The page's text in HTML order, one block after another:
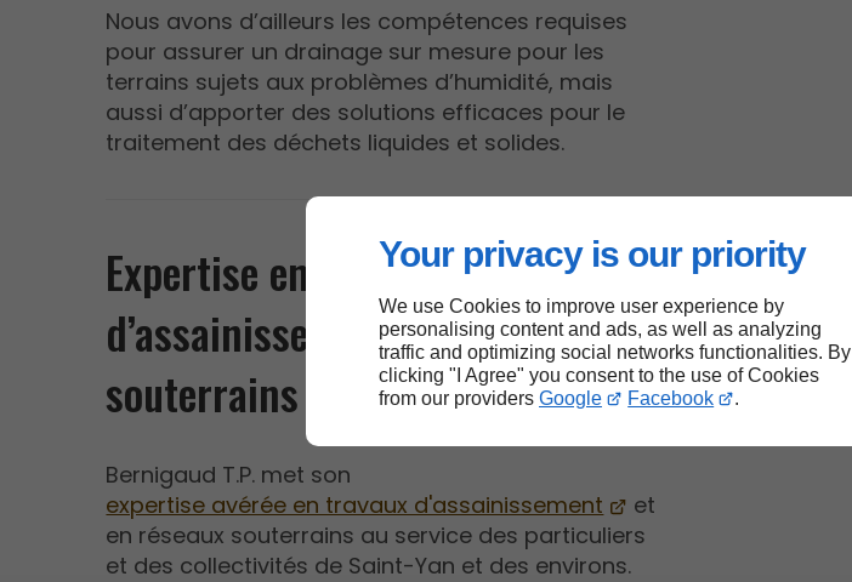
Your privacy is our priority
We use Cookies to improve user experience by
personalising content and ads, as well as analyzing
traffic and optimizing social networks functionalities. By
clicking "I Agree" you consent to the use of Cookies
from our providers Google Facebook .
Nous avons d’ailleurs les compétences requises
pour assurer un drainage sur mesure pour les
terrains sujets aux problèmes d’humidité, mais
aussi d’apporter des solutions efficaces pour le
traitement des déchets liquides et solides.
Expertise en travaux
d’assainissement et en réseaux
souterrains à Saint-Yan
Bernigaud T.P. met son
expertise avérée en travaux d'assainissement
et
en réseaux souterrains au service des particuliers
et des collectivités de Saint-Yan et des environs.